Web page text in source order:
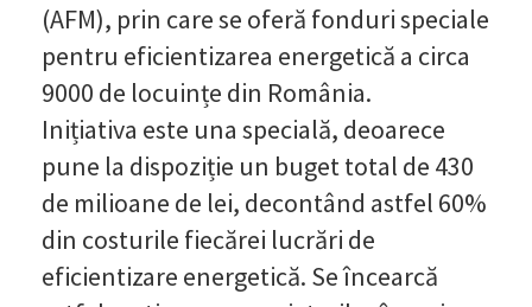
(AFM), prin care se oferă fonduri speciale
pentru eficientizarea energetică a circa
9000 de locuințe din România.
Inițiativa este una specială, deoarece
pune la dispoziție un buget total de 430
de milioane de lei, decontând astfel 60%
din costurile fiecărei lucrări de
eficientizare energetică. Se încearcă